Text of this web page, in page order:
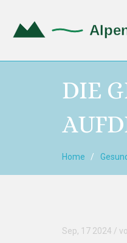
DIE
Home
Sep, 17 2024 /